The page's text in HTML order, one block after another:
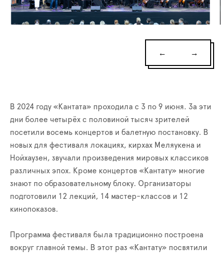
← →
В 2024 году «Кантата» проходила с 3 по 9 июня. За эти
дни более четырёх с половиной тысяч зрителей
посетили восемь концертов и балетную постановку. В
новых для фестиваля локациях, кирхах Меляукена и
Нойхаузен, звучали произведения мировых классиков
различных эпох. Кроме концертов «Кантату» многие
знают по образовательному блоку. Организаторы
подготовили 12 лекций, 14 мастер-классов и 12
кинопоказов.
Программа фестиваля была традиционно построена
вокруг главной темы. В этот раз «Кантату» посвятили